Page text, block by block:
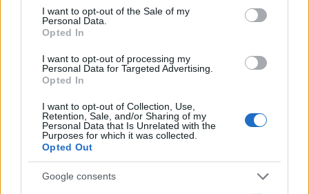
consent section.
I want to opt-out of the Sale of my
Personal Data.
Opted In
I want to opt-out of processing my
Personal Data for Targeted Advertising.
Opted In
I want to opt-out of Collection, Use,
Retention, Sale, and/or Sharing of my
Personal Data that Is Unrelated with the
Purposes for which it was collected.
Opted Out
Google consents
Continua a leggere
FUORI PORTA